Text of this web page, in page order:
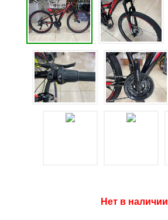
Нет в наличии